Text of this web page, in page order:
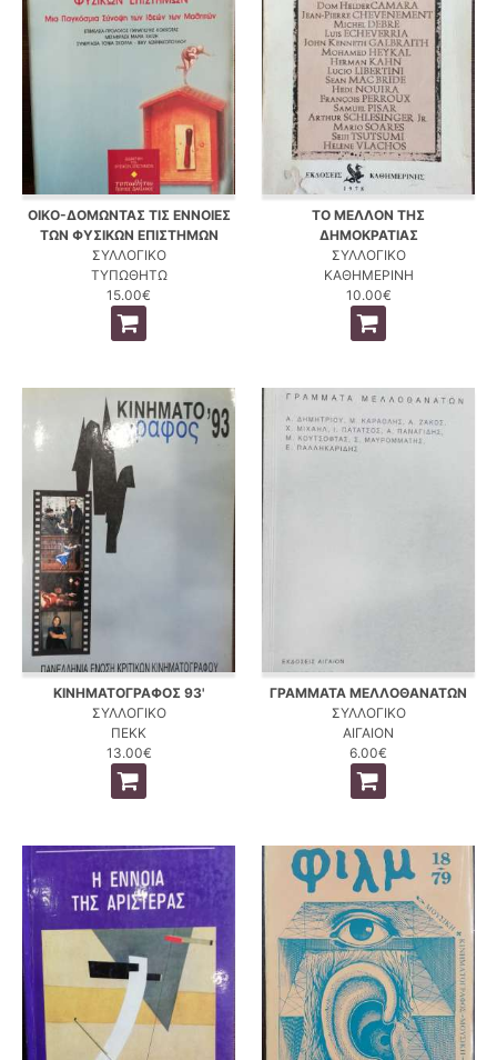
ΟΙΚΟ-ΔΟΜΩΝΤΑΣ ΤΙΣ ΕΝΝΟΙΕΣ
ΤΩΝ ΦΥΣΙΚΩΝ ΕΠΙΣΤΗΜΩΝ
ΣΥΛΛΟΓΙΚΟ
ΤΥΠΩΘΗΤΩ
15.00€
ΤΟ ΜΕΛΛΟΝ ΤΗΣ
ΔΗΜΟΚΡΑΤΙΑΣ
ΣΥΛΛΟΓΙΚΟ
ΚΑΘΗΜΕΡΙΝΗ
10.00€
ΚΙΝΗΜΑΤΟΓΡΑΦΟΣ 93'
ΣΥΛΛΟΓΙΚΟ
ΠΕΚΚ
13.00€
ΓΡΑΜΜΑΤΑ ΜΕΛΛΟΘΑΝΑΤΩΝ
ΣΥΛΛΟΓΙΚΟ
ΑΙΓΑΙΟΝ
6.00€